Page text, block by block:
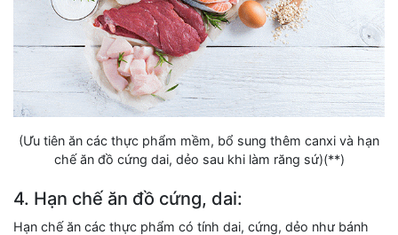
(Ưu tiên ăn các thực phẩm mềm, bổ sung thêm canxi và hạn
chế ăn đồ cứng dai, dẻo sau khi làm răng sứ)(**)
4. Hạn chế ăn đồ cứng, dai:
Hạn chế ăn các thực phẩm có tính dai, cứng, dẻo như bánh